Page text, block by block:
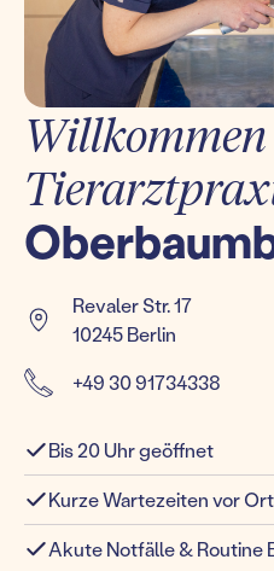
Revaler Str. 17
10245 Berlin
+49 30 91734338
Bis 20 Uhr geöffnet
Kurze Wartezeiten vor Ort
Akute Notfälle & Routine